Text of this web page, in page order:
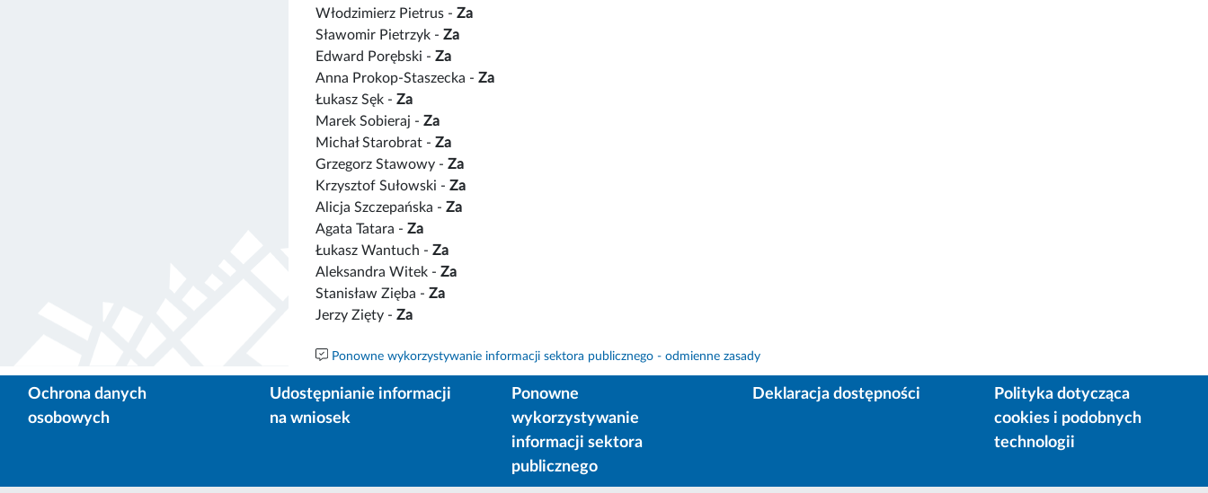
Włodzimierz Pietrus - Za
Sławomir Pietrzyk - Za
Edward Porębski - Za
Anna Prokop-Staszecka - Za
Łukasz Sęk - Za
Marek Sobieraj - Za
Michał Starobrat - Za
Grzegorz Stawowy - Za
Krzysztof Sułowski - Za
Alicja Szczepańska - Za
Agata Tatara - Za
Łukasz Wantuch - Za
Aleksandra Witek - Za
Stanisław Zięba - Za
Jerzy Zięty - Za
Ponowne wykorzystywanie informacji sektora publicznego - odmienne zasady
Ochrona danych
osobowych
Udostępnianie informacji
na wniosek
Ponowne
wykorzystywanie
informacji sektora
publicznego
Deklaracja dostępności
Polityka dotycząca
cookies i podobnych
technologii